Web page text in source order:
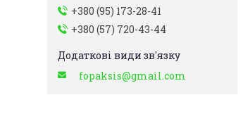
+380 (95) 173-28-41
+380 (57) 720-43-44
fopaksis@gmail.com